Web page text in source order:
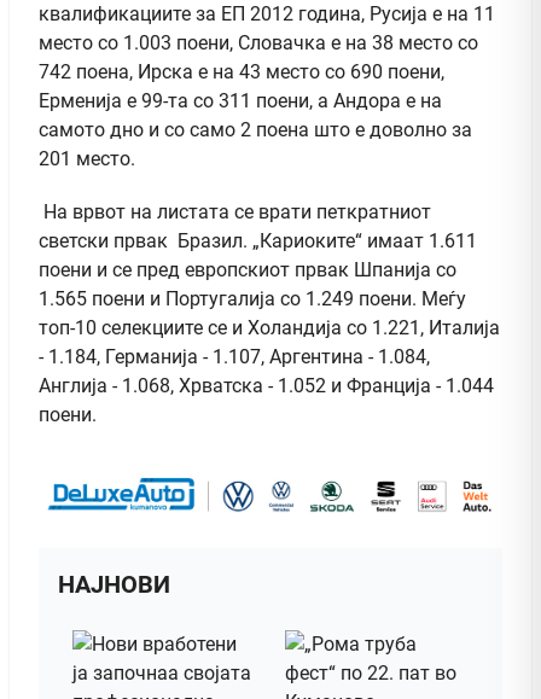
квалификациите за ЕП 2012 година, Русија е на 11
место со 1.003 поени, Словачка е на 38 место со
742 поена, Ирска е на 43 место со 690 поени,
Ерменија е 99-та со 311 поени, а Андора е на
самото дно и со само 2 поена што е доволно за
201 место.
На врвот на листата се врати петкратниот
светски првак Бразил. „Кариоките“ имаат 1.611
поени и се пред европскиот првак Шпанија со
1.565 поени и Португалија со 1.249 поени. Меѓу
топ-10 селекциите се и Холандија со 1.221, Италија
- 1.184, Германија - 1.107, Аргентина - 1.084,
Англија - 1.068, Хрватска - 1.052 и Франција - 1.044
поени.
НАЈНОВИ